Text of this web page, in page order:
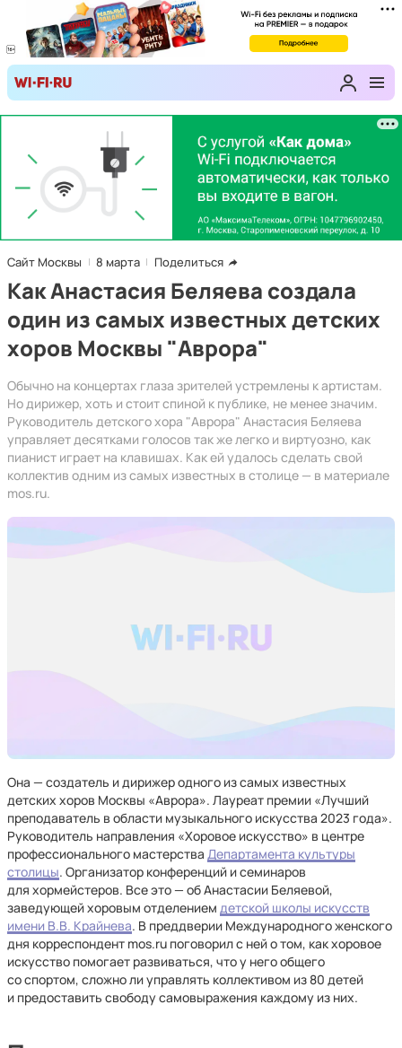
Сайт Москвы 8 марта Поделиться
Как Анастасия Беляева создала
один из самых известных детских
хоров Москвы "Аврора"
Обычно на концертах глаза зрителей устремлены к артистам.
Но дирижер, хоть и стоит спиной к публике, не менее значим.
Руководитель детского хора "Аврора" Анастасия Беляева
управляет десятками голосов так же легко и виртуозно, как
пианист играет на клавишах. Как ей удалось сделать свой
коллектив одним из самых известных в столице — в материале
mos.ru.
Она — создатель и дирижер одного из самых известных
детских хоров Москвы «Аврора». Лауреат премии «Лучший
преподаватель в области музыкального искусства 2023 года».
Руководитель направления «Хоровое искусство» в центре
профессионального мастерства Департамента культуры
столицы. Организатор конференций и семинаров
для хормейстеров. Все это — об Анастасии Беляевой,
заведующей хоровым отделением детской школы искусств
имени В.В. Крайнева. В преддверии Международного женского
дня корреспондент mos.ru поговорил с ней о том, как хоровое
искусство помогает развиваться, что у него общего
со спортом, сложно ли управлять коллективом из 80 детей
и предоставить свободу самовыражения каждому из них.